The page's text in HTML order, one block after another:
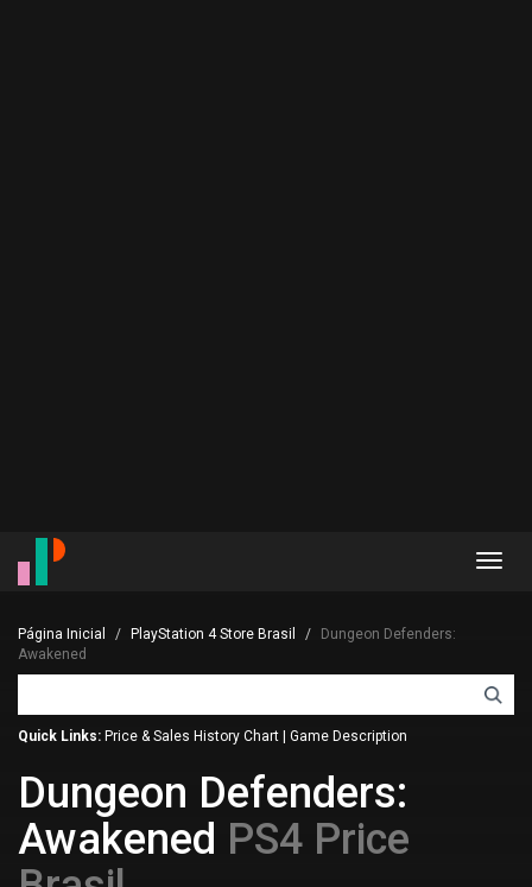
Página Inicial PlayStation 4 Store Brasil
Dungeon Defenders:
Awakened
Quick Links: Price & Sales History Chart Game Description
Dungeon Defenders:
Awakened PS4 Price